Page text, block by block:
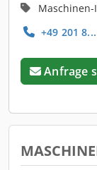
Maschinen-
+49 201
Anfrage